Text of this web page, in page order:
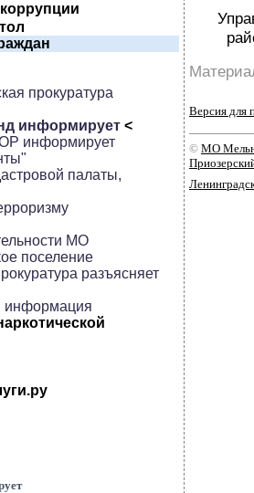
прокуратура
информирует <
информирует
палаты,
МО
поселение
разъясняет
информация
Версия для
© МО